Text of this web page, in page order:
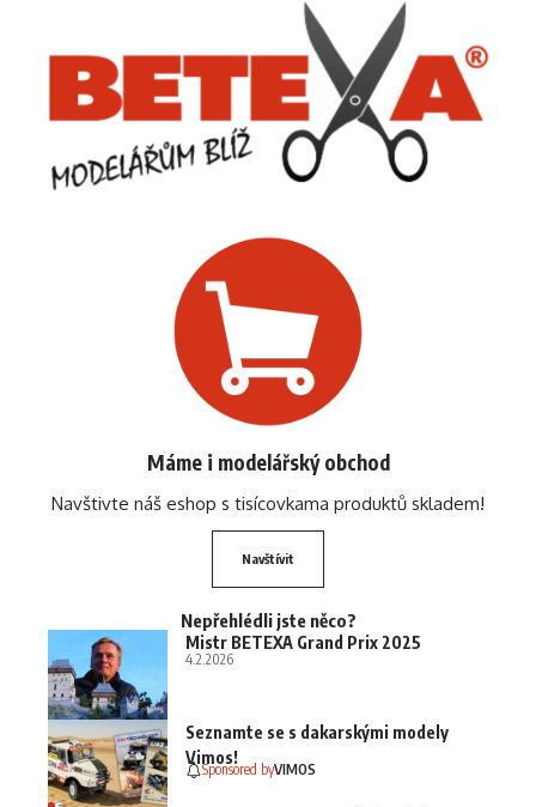
Máme i modelářský obchod
Navštivte náš eshop s tisícovkama produktů skladem!
Navštívit
Nepřehlédli jste něco?
Mistr BETEXA Grand Prix 2025
4.2.2026
Seznamte se s dakarskými modely
Vimos!
Sponsored byVIMOS